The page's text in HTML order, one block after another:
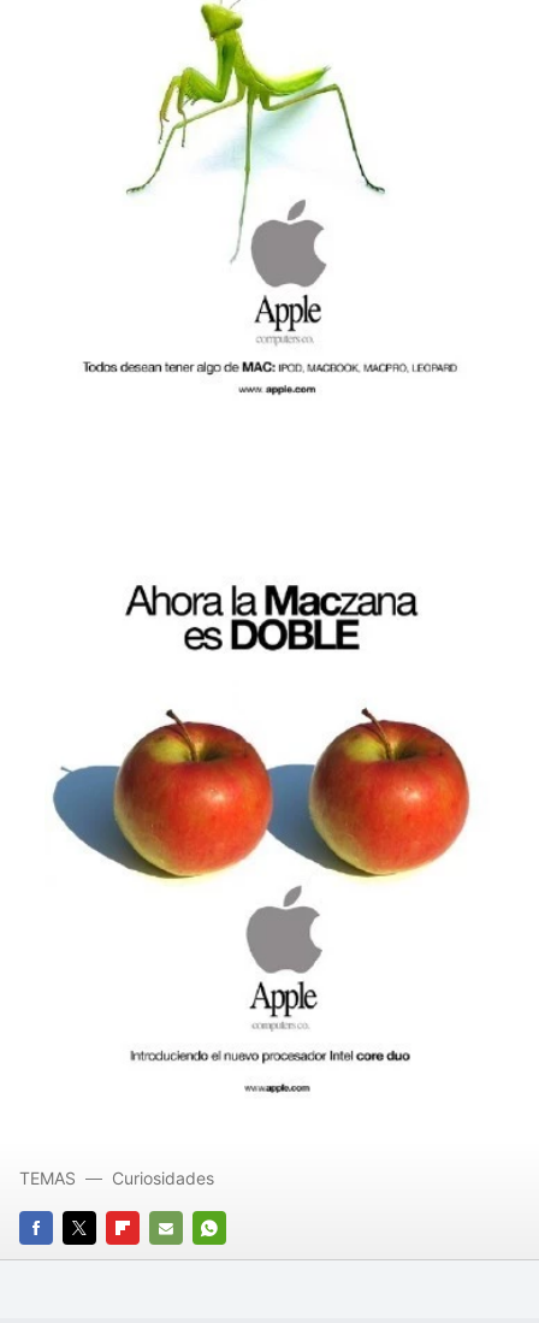
FACEBOOK
TWITTERFLIPBOARD
E-
WHATSAPP
TEMAS Curiosidades